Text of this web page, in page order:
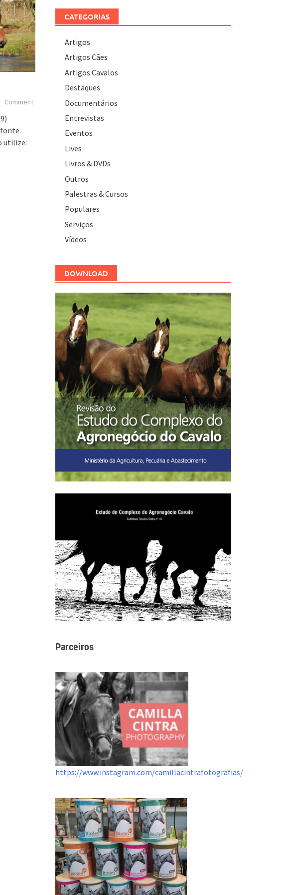
Comment
utilize:
CATEGORIAS
Artigos
Artigos Cães
Artigos Cavalos
Destaques
Documentários
Entrevistas
Eventos
Lives
Livros & DVDs
Outros
Palestras & Cursos
Populares
Serviços
Vídeos
DOWNLOAD
Parceiros
https://www.instagram.com/camillacintrafotografias/